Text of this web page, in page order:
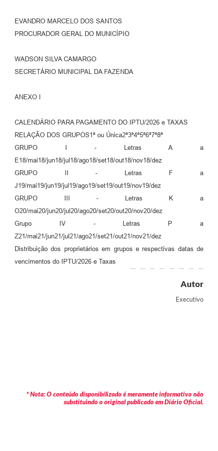
EVANDRO MARCELO DOS SANTOS
PROCURADOR GERAL DO MUNICÍPIO
WADSON SILVA CAMARGO
SECRETÁRIO MUNICIPAL DA FAZENDA
ANEXO I
CALENDÁRIO PARA PAGAMENTO DO IPTU/2026 e TAXAS
RELAÇÃO DOS GRUPOS1ª ou Única2ª3ª4ª5ª6ª7ª8ª
GRUPO I - Letras A a
E18/mai18/jun18/jul18/ago18/set18/out18/nov18/dez
GRUPO II - Letras F a
J19/mai19/jun19/jul19/ago19/set19/out19/nov19/dez
GRUPO III - Letras K a
O20/mai20/jun20/jul20/ago20/set20/out20/nov20/dez
Grupo IV - Letras P a
Z21/mai21/jun21/jul21/ago21/set21/out21/nov21/dez
Distribuição dos proprietários em grupos e respectivas datas de
vencimentos do IPTU/2026 e Taxas
Autor
Executivo
* Nota: O conteúdo disponibilizado é meramente informativo não
substituindo o original publicado em Diário Oficial.